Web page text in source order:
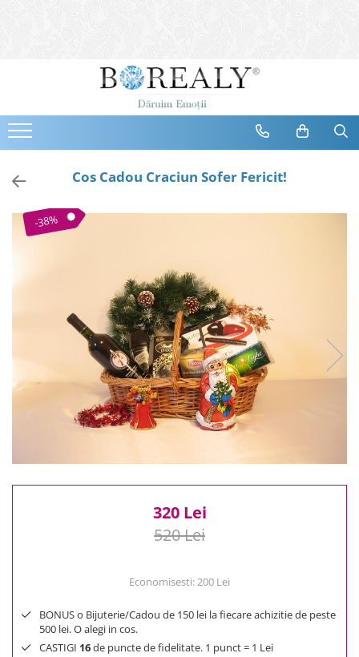
Bijuterii
Cercei
Bratari
Coliere
Brose
Tiare
Bijuterii Mirese
Cele mai noi
Cele mai vandute
Cele mai votate
Cos Cadou Craciun Sofer Fericit!
-38%
320 Lei
520 Lei
Economisesti:200 Lei
BONUS o Bijuterie/Cadou de 150 lei la fiecare achizitie de peste
500 lei. O alegi in cos.
CASTIGI 16de puncte de fidelitate. 1 punct = 1 Lei